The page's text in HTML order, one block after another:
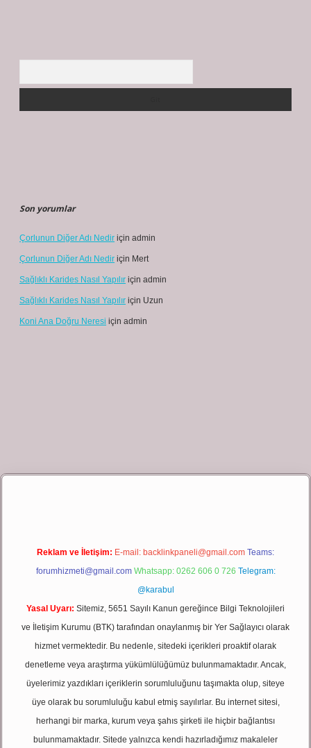
Son yorumlar
Çorlunun Diğer Adı Nedir için admin
Çorlunun Diğer Adı Nedir için Mert
Sağlıklı Karides Nasıl Yapılır için admin
Sağlıklı Karides Nasıl Yapılır için Uzun
Koni Ana Doğru Neresi için admin
Reklam ve İletişim: E-mail: backlinkpaneli@gmail.com Teams:
forumhizmeti@gmail.com Whatsapp: 0262 606 0 726 Telegram:
@karabul
Yasal Uyarı: Sitemiz, 5651 Sayılı Kanun gereğince Bilgi Teknolojileri
ve İletişim Kurumu (BTK) tarafından onaylanmış bir Yer Sağlayıcı olarak
hizmet vermektedir. Bu nedenle, sitedeki içerikleri proaktif olarak
denetleme veya araştırma yükümlülüğümüz bulunmamaktadır. Ancak,
üyelerimiz yazdıkları içeriklerin sorumluluğunu taşımakta olup, siteye
üye olarak bu sorumluluğu kabul etmiş sayılırlar. Bu internet sitesi,
herhangi bir marka, kurum veya şahıs şirketi ile hiçbir bağlantısı
bulunmamaktadır. Sitede yalnızca kendi hazırladığımız makaleler